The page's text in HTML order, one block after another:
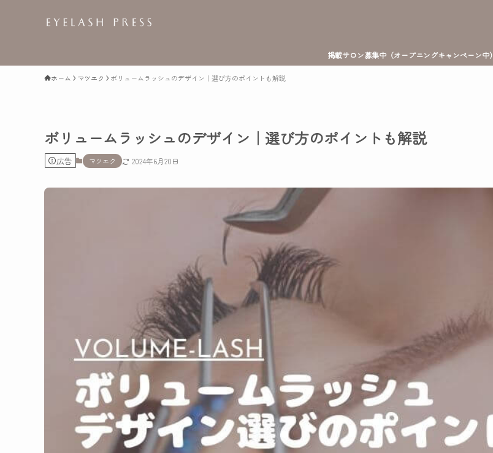
掲載サロン募集中（オープニングキャンペーン中）
ホーム マツエク ボリュームラッシュのデザイン｜選び方のポイントも解説
ボリュームラッシュのデザイン｜選び方のポイントも解説
広告 マツエク 2024年6月20日